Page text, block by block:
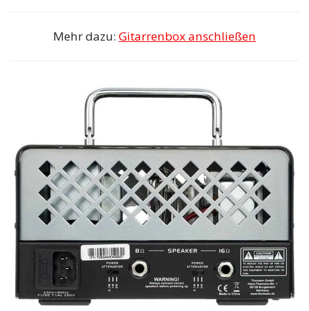
Mehr dazu: Gitarrenbox anschließen